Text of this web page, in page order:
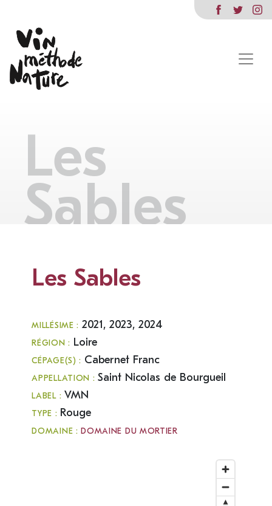
Les
Sables
Les Sables
MILLÉSIME : 2021, 2023, 2024
RÉGION : Loire
CÉPAGE(S) : Cabernet Franc
APPELLATION :Saint Nicolas de Bourgueil
LABEL : VMN
TYPE : Rouge
DOMAINE :DOMAINE DU MORTIER